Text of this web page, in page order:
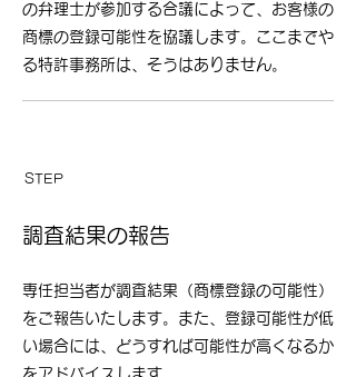
の弁理士が参加する合議によって、お客様の
商標の登録可能性を協議します。ここまでや
る特許事務所は、そうはありません。
​STEP
調査結果の報告
​専任担当者が調査結果（商標登録の可能性）
をご報告いたします。また、登録可能性が低
い場合には、どうすれば可能性が高くなるか
をアドバイスします。